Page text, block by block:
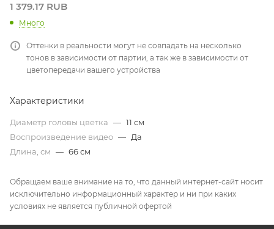
1 379.17 RUB
Много
Оттенки в реальности могут не совпадать на несколько
тонов в зависимости от партии, а так же в зависимости от
цветопередачи вашего устройства
Характеристики
Диаметр головы цветка — 11 см
Воспроизведение видео — Да
Длина, см — 66 см
Обращаем ваше внимание на то, что данный интернет-сайт носит
исключительно информационный характер и ни при каких
условиях не является публичной офертой